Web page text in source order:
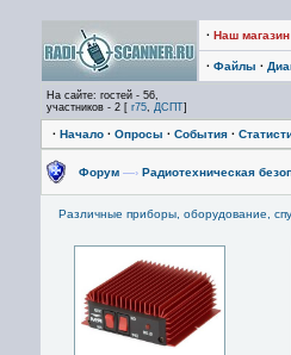
· Наш магазин
· Файлы ·
На сайте: гостей - 56,
участников - 2 [ r75, ДСПТ]
· Начало · Опросы · События ·
Форум —› Радиотехническая
Различные приборы, оборудование,